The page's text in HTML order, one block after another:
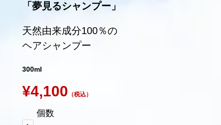
「夢見るシャンプー」
天然由来成分100％の
ヘアシャンプー
300ml
¥4,100 （税込）
個数